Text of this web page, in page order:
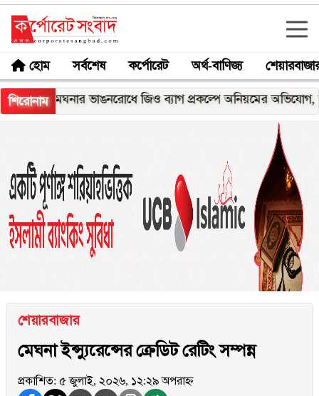
হোম সর্বশেষ কর্পোরেট অর্থ-বাণিজ্য
শিরোনাম
মেঘনার ভাঙনরোধে জিও ব্যাগ প্রকল্পে অনিয়মের অভিযোগ,
শেয়ারবাজার
মেঘনা ইন্স্যুরেন্সের ক্রেডিট রেটিং সম্পন্ন
প্রকাশিত: ৫ জুলাই, ২০২৬, ১২:২৯ অপরাহ্ন